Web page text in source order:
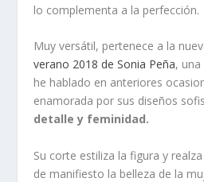
lo complementa a la perfección.
Muy versátil, pertenece a la
verano 2018 de Sonia Peña,
he hablado en anteriores
enamorada por sus diseños
detalle y feminidad.
Su corte estiliza la figura y
de manifiesto la belleza de la